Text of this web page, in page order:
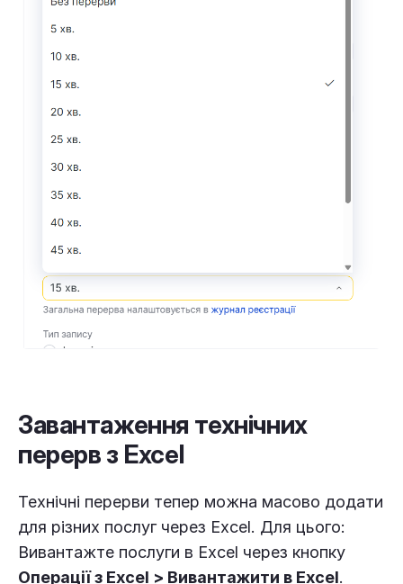
Завантаження технічних
перерв з Excel
Технічні перерви тепер можна масово додати
для різних послуг через Excel. Для цього:
Вивантажте послуги в Excel через кнопку
Операції з Excel > Вивантажити в Excel.